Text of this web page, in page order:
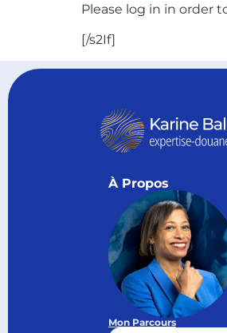
Please log in in order
[/s2If]
À Propos
Mon Parcours